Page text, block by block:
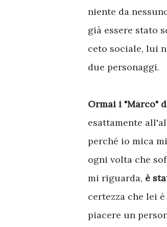
niente da
già essere stato
ceto sociale, lui
due personaggi.
Ormai i "Marco"
esattamente
perché io mica
ogni volta che
mi riguarda, è
certezza che lei
piacere un